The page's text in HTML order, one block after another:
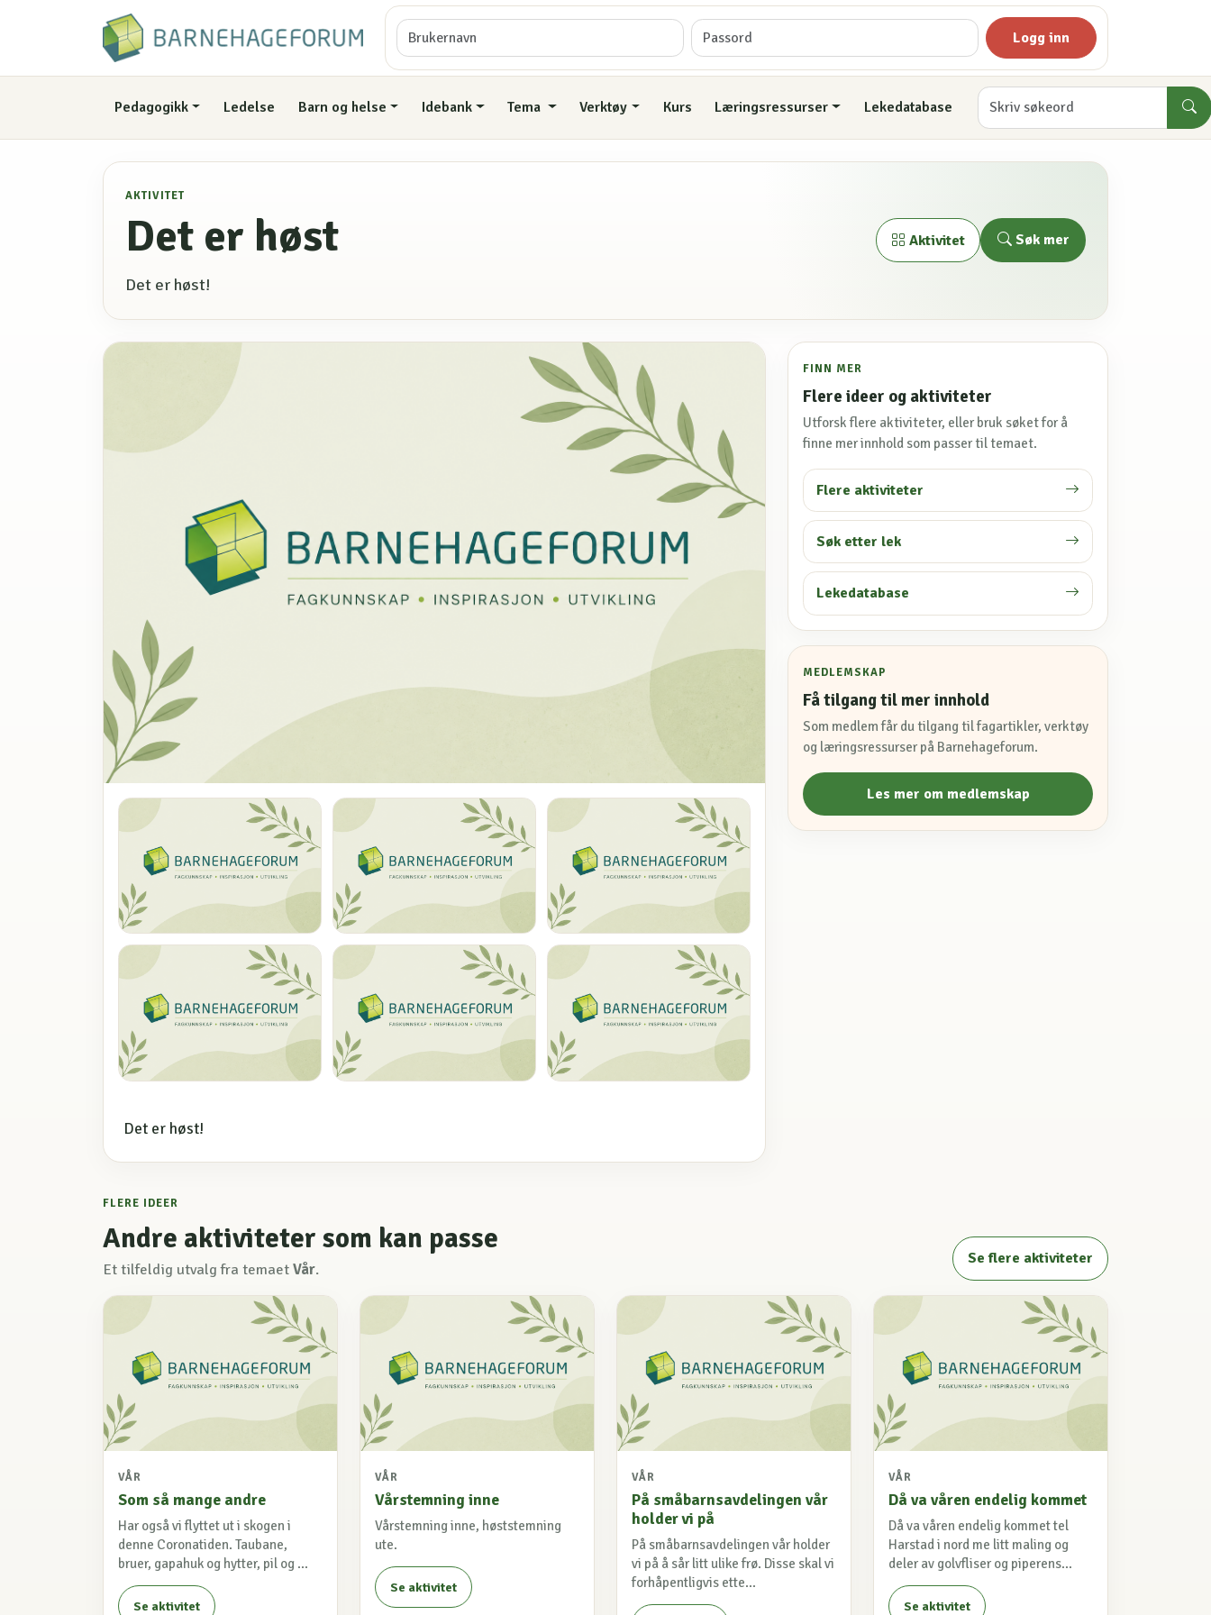
Logg inn
Pedagogikk Ledelse Barn og helse Idebank Tema Verktøy Kurs Læringsressurser Lekedatabase
AKTIVITET
Det er høst
Det er høst!
Aktivitet Søk mer
Det er høst!
FINN MER
Flere ideer og aktiviteter
Utforsk flere aktiviteter, eller bruk søket for å
finne mer innhold som passer til temaet.
Flere aktiviteter
Søk etter lek
Lekedatabase
MEDLEMSKAP
Få tilgang til mer innhold
Som medlem får du tilgang til fagartikler, verktøy
og læringsressurser på Barnehageforum.
Les mer om medlemskap
FLERE IDEER
Andre aktiviteter som kan passe
Et tilfeldig utvalg fra temaet Vår.
Se flere aktiviteter
VÅR
Som så mange andre
Har også vi flyttet ut i skogen i
denne Coronatiden. Taubane,
bruer, gapahuk og hytter, pil og ...
Se aktivitet
VÅR
Vårstemning inne
Vårstemning inne, høststemning
ute.
Se aktivitet
VÅR
På småbarnsavdelingen vår
holder vi på
På småbarnsavdelingen vår holder
vi på å sår litt ulike frø. Disse skal vi
forhåpentligvis ette...
VÅR
Då va våren endelig kommet
Då va våren endelig kommet tel
Harstad i nord me litt maling og
deler av golvfliser og piperens...
Se aktivitet